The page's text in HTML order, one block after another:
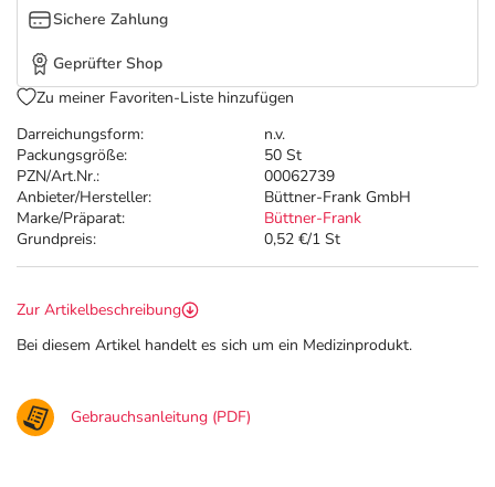
Darreichungsform:
n.v.
Packungsgröße:
50 St
PZN/Art.Nr.:
00062739
Anbieter/Hersteller:
Büttner-Frank GmbH
Marke/Präparat:
Büttner-Frank
Grundpreis:
0,52 €/1 St
Sichere Zahlung
Geprüfter Shop
Zu meiner Favoriten-Liste hinzufügen
Zur Artikelbeschreibung
Bei diesem Artikel handelt es sich um ein Medizinprodukt.
Gebrauchsanleitung (PDF)